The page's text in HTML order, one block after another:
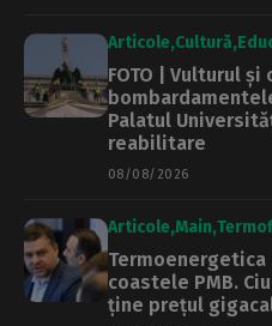
Articole Cultură
FOTO | Vulturul
Palatul
reabilitare
08/08/2026
Articole Main
Termoenergetica
coastele PMB.
ține prețul